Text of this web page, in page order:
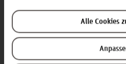
Alle Cookies
Infos zur Hochschule
Folgen Sie uns